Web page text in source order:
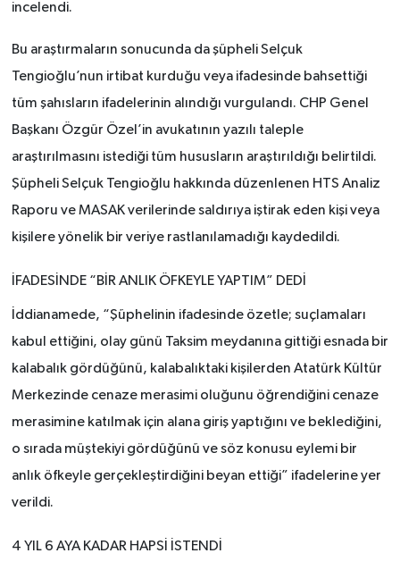
incelendi.
Bu araştırmaların sonucunda da şüpheli Selçuk
Tengioğlu’nun irtibat kurduğu veya ifadesinde bahsettiği
tüm şahısların ifadelerinin alındığı vurgulandı. CHP Genel
Başkanı Özgür Özel’in avukatının yazılı taleple
araştırılmasını istediği tüm hususların araştırıldığı belirtildi.
Şüpheli Selçuk Tengioğlu hakkında düzenlenen HTS Analiz
Raporu ve MASAK verilerinde saldırıya iştirak eden kişi veya
kişilere yönelik bir veriye rastlanılamadığı kaydedildi.
İFADESİNDE “BİR ANLIK ÖFKEYLE YAPTIM” DEDİ
İddianamede, “Şüphelinin ifadesinde özetle; suçlamaları
kabul ettiğini, olay günü Taksim meydanına gittiği esnada bir
kalabalık gördüğünü, kalabalıktaki kişilerden Atatürk Kültür
Merkezinde cenaze merasimi oluğunu öğrendiğini cenaze
merasimine katılmak için alana giriş yaptığını ve beklediğini,
o sırada müştekiyi gördüğünü ve söz konusu eylemi bir
anlık öfkeyle gerçekleştirdiğini beyan ettiği” ifadelerine yer
verildi.
4 YIL 6 AYA KADAR HAPSİ İSTENDİ